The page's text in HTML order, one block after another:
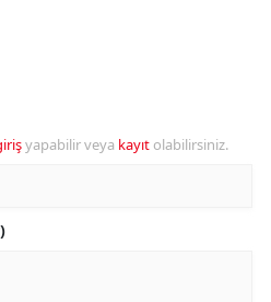
yapabilir veya kayıt olabilirsiniz.